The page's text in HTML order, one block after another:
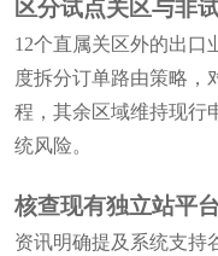
区分试点关区与非
12个直属关区外的出口
度拆分订单路由策略，
程，其余区域维持现行
统风险。
核查现有独立站平
资讯明确提及系统支持